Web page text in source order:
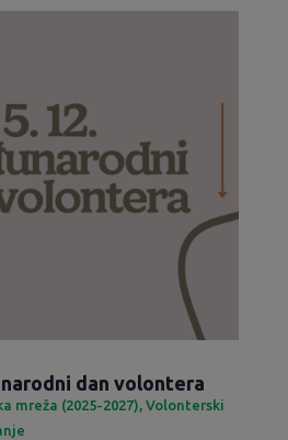
dan volontera
mreža (2025-2027), Volonterski